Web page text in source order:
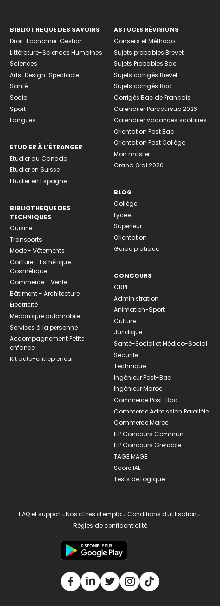
BIBLIOTHEQUE DES SAVOIRS
Droit-Economie-Gestion
Littérature-Sciences Humaines
Sciences
Arts-Design-Spectacle
Santé
Social
Sport
Langues
ETUDIER À L’ÉTRANGER
Etudier au Canada
Etudier en Suisse
Etudier en Espagne
BIBLIOTHEQUE DES
TECHNIQUES
Cuisine
Transports
Mode - Vêtements
Coiffure - Esthétique -
Cosmétique
Commerce - Vente
Bâtiment - Architecture
Électricité
Mécanique automobile
Services à la personne
Accompagnement Petite
enfance
Kit auto-entrepreneur
ASTUCES RÉVISIONS
Conseils et Méthodo
Sujets probables Brevet
Sujets Probables Bac
Sujets corrigés Brevet
Sujets corrigés Bac
Corrigés Bac de Français
Calendrier Parcoursup 2026
Calendrier vacances scolaires
Orientation Post Bac
Orientation Post Collège
Mon master
Grand Oral 2026
BLOG
Collège
Lycée
Supérieur
Orientation
Guide pratique
CONCOURS
CRPE
Administration
Animation-Sport
Culture
Juridique
Santé-Social et Médico-Social
Sécurité
Technique
Ingénieur Post-Bac
Ingénieur Maroc
Commerce Post-Bac
Commerce Admission Parallèle
Commerce Maroc
IEP Concours Commun
IEP Concours Grenoble
TAGE MAGE
Score IAE
Tests de Logique
FAQ et support-Nos offres d'emploi-Conditions d'utilisation-
Règles de confidentialité